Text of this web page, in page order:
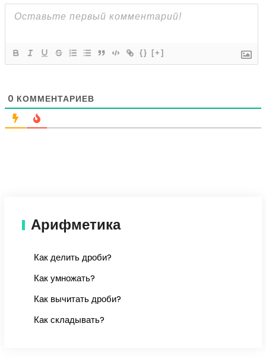
{} [+]
0 КОММЕНТАРИЕВ
Арифметика
Как делить дроби?
Как умножать?
Как вычитать дроби?
Как складывать?